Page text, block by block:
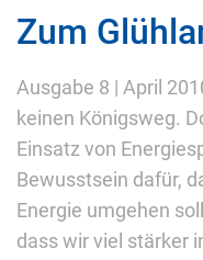
Zum
Ausgabe 8 | April
keinen Königsweg.
Einsatz von
Bewusstsein dafür,
Energie umgehen
dass wir viel stärker